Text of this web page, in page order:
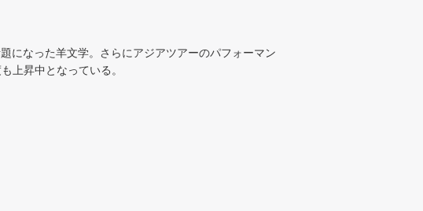
になった羊文学。さらにアジアツアーのパフォーマン
上昇中となっている。